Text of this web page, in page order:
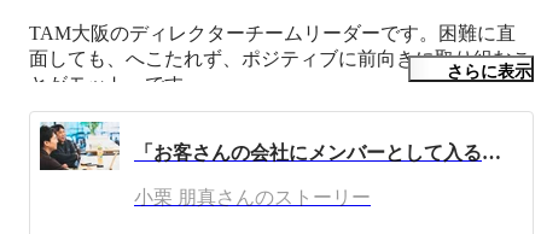
TAM大阪のディレクターチームリーダーです。困難に直
面しても、へこたれず、ポジティブに前向きに取り組むこ
とがモットーです。
趣味はファミリー野宿。田んぼのあぜ道や山中の空き地に
テントを張って夜を耐え忍んでいます。
さらに表示
「お客さんの会社にメンバーとして入る」これからの「上流の仕事」、TAMベテランメンバーが語る
小栗 朋真さんのストーリー